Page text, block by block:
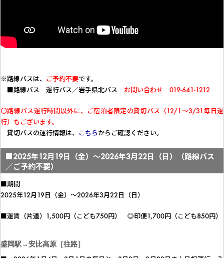
※路線バスは、 ご予約不要です。
■路線バス 運行バス／岩手県北バス お問い合わせ 019-641-1212
〇路線バス運行時間以外に、ご宿泊者限定の貸切バス（12/1～3/31毎日運
行）もございます。
貸切バスの運行情報は、
こちらからご確認ください。
■2025年12月19日（金）～2026年3月22日（日）（路線バス
／ご予約不要）
■期間
2025年12月19日（金）～2026年3月22日（日）
■運賃（片道）1,500円（こども750円） ◎印便1,700円（こども850円）
盛岡駅→安比高原［往路］